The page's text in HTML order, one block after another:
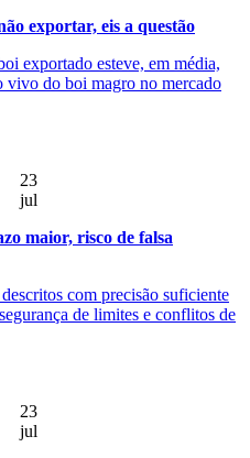
exportar, eis a questão
exportado esteve, em média,
vivo do boi magro no mercado
23
jul
maior, risco de falsa
com precisão suficiente
de limites e conflitos de
23
jul